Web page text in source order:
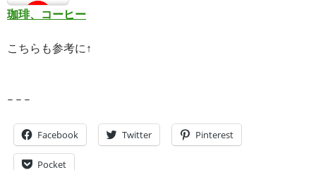
珈琲、コーヒー
こちらも参考に↑
– – –
Facebook Twitter Pinterest
Pocket